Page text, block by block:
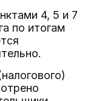
4, 5 и 7
по итогам